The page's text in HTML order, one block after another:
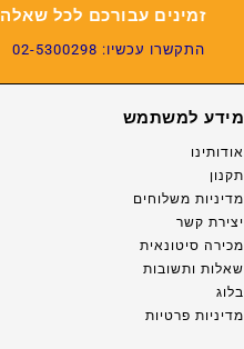
זמינים עבורכם לכל שאלה
התקשרו עכשיו: 02-5300298
מידע למשתמש
אודותינו
תקנון
מדיניות משלוחים
יצירת קשר
מכירה סיטונאית
שאלות ותשובות
בלוג
מדיניות פרטיות